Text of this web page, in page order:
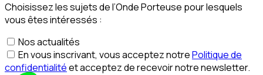
Choisissez les sujets de l’Onde Porteuse pour lesquels
vous êtes intéressés :
Nos actualités
En vous inscrivant, vous acceptez notrePolitique de
confidentialitéet acceptez de recevoir notre newsletter.